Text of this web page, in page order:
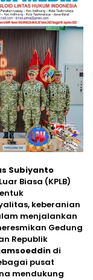
Subiyanto
Biasa (KPLB)
keberanian
menjalankan
Gedung
Republik
di
pusat
mendukung